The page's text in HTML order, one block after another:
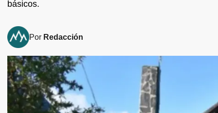
básicos.
Por Redacción